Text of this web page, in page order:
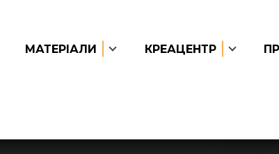
МАТЕРІАЛИ КРЕАЦЕНТР